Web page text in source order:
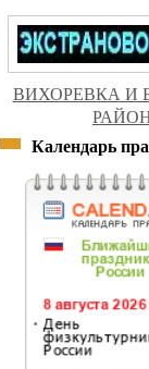
ВИХОРЕВКА И
Календарь